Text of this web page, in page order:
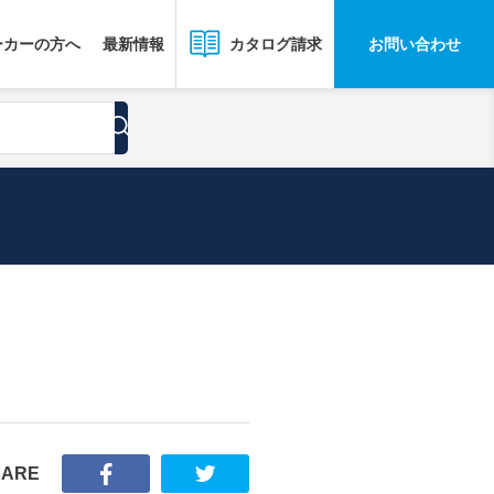
ーの方へ 最新情報 カタログ請求 お問い合わせ